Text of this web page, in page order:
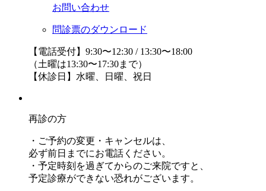
お問い合わせ
問診票のダウンロード
【電話受付】9:30〜12:30 / 13:30〜18:00
（土曜は13:30〜17:30まで）
【休診日】水曜、日曜、祝日
再診の方
・ご予約の変更・キャンセルは、
必ず前日までにお電話ください。
・予定時刻を過ぎてからのご来院ですと、
予定診療ができない恐れがございます。